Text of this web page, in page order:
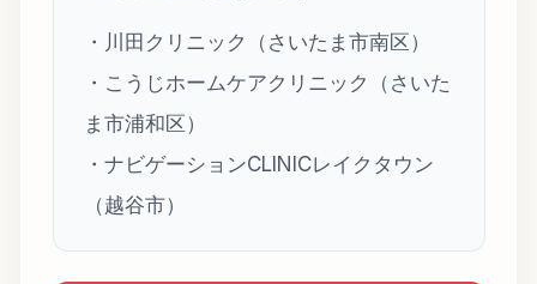
・川田クリニック（さいたま市南区）
・こうじホームケアクリニック（さいた
ま市浦和区）
・ナビゲーションCLINICレイクタウン
（越谷市）